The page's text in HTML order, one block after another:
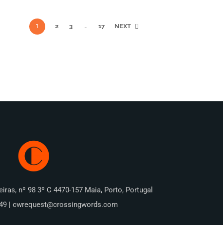
1 2 3 … 17 NEXT
nº 98 3º C 4470-157 Maia, Porto, Portugal
| cwrequest@crossingwords.com